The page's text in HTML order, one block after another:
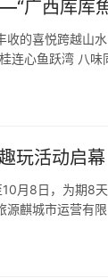
广西库库
收的喜悦跨越山
连心鱼跃湾 八
玩活动启幕
月8日，为期8
源麒城市运营有